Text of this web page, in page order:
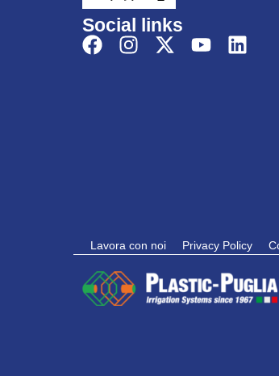
Social links
Lavora con noi Privacy Policy